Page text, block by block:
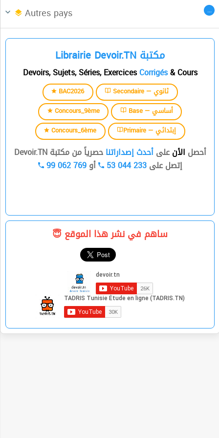
السنة الثالثة
السنة الرابعة
السنة الخامسة
السنة السادسة
Autres pays ...
Afrique du Nord
Librairie Devoir.TN مكتبة
Devoirs, Sujets, Séries, ExercicesCorrigés& Cours
BAC2026
Secondaire — ثانوي
Concours_9ème
Base — أساسي
Concours_6ème
Primaire — إبتدائي
أحصل الأنعلىأحدث إصداراتناحصرياً من مكتبة Devoir.TN
إتصل على53 044 233 أو99 062 769
ساهم في نشر هذا الموقع 😇